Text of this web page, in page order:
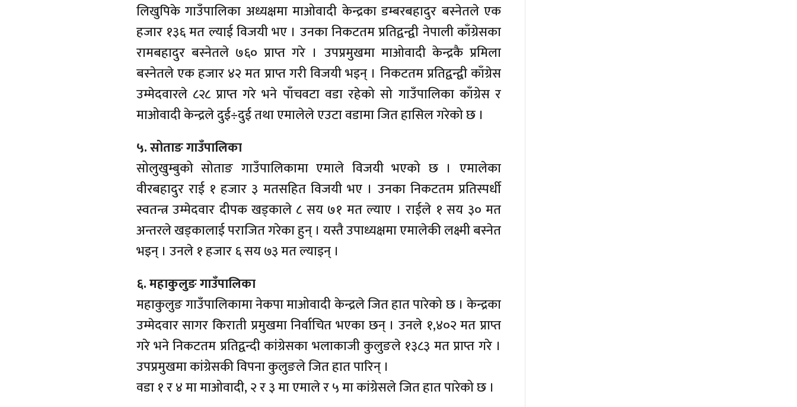
लिखुपिके गाउँपालिका अध्यक्षमा माओवादी केन्द्रका डम्बरबहादुर बस्नेतले एक
हजार १३६ मत ल्याई विजयी भए । उनका निकटतम प्रतिद्वन्द्वी नेपाली काँग्रेसका
रामबहादुर बस्नेतले ७६० प्राप्त गरे । उपप्रमुखमा माओवादी केन्द्रकै प्रमिला
बस्नेतले एक हजार ४२ मत प्राप्त गरी विजयी भइन् । निकटतम प्रतिद्वन्द्वी काँग्रेस
उम्मेदवारले ८२८ प्राप्त गरे भने पाँचवटा वडा रहेको सो गाउँपालिका काँग्रेस र
माओवादी केन्द्रले दुई÷दुई तथा एमालेले एउटा वडामा जित हासिल गरेको छ ।
५. सोताङ गाउँपालिका
सोलुखुम्बुको सोताङ गाउँपालिकामा एमाले विजयी भएको छ । एमालेका
वीरबहादुर राई १ हजार ३ मतसहित विजयी भए । उनका निकटतम प्रतिस्पर्धी
स्वतन्त्र उम्मेदवार दीपक खड्काले ८ सय ७१ मत ल्याए । राईले १ सय ३० मत
अन्तरले खड्कालाई पराजित गरेका हुन् । यस्तै उपाध्यक्षमा एमालेकी लक्ष्मी बस्नेत
भइन् । उनले १ हजार ६ सय ७३ मत ल्याइन् ।
६. महाकुलुङ गाउँपालिका
महाकुलुङ गाउँपालिकामा नेकपा माओवादी केन्द्रले जित हात पारेको छ । केन्द्रका
उम्मेदवार सागर किराती प्रमुखमा निर्वाचित भएका छन् । उनले १,४०२ मत प्राप्त
गरे भने निकटतम प्रतिद्वन्दी कांग्रेसका भलाकाजी कुलुङले १३८३ मत प्राप्त गरे ।
उपप्रमुखमा कांग्रेसकी विपना कुलुङले जित हात पारिन् ।
वडा १ र ४ मा माओवादी, २ र ३ मा एमाले र ५ मा कांग्रेसले जित हात पारेको छ ।